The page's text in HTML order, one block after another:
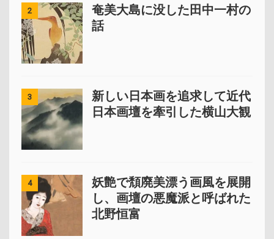
2
奄美大島に没した田中一村の
話
3
新しい日本画を追求して近代
日本画壇を牽引した横山大観
4
妖艶で頽廃美漂う画風を展開
し、画壇の悪魔派と呼ばれた
北野恒富